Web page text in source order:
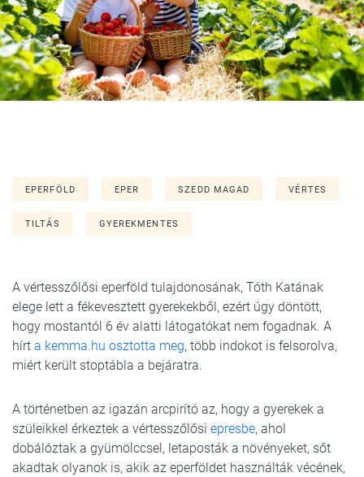
EPERFÖLD EPER SZEDD MAGAD VÉRTES
TILTÁS GYEREKMENTES
A vértesszőlősi eperföld tulajdonosának, Tóth Katának
elege lett a fékevesztett gyerekekből, ezért úgy döntött,
hogy mostantól 6 év alatti látogatókat nem fogadnak. A
hírt a kemma.hu osztotta meg, több indokot is felsorolva,
miért került stoptábla a bejáratra.
A történetben az igazán arcpirító az, hogy a gyerekek a
szüleikkel érkeztek a vértesszőlősi epresbe, ahol
dobálóztak a gyümölccsel, letaposták a növényeket, sőt
akadtak olyanok is, akik az eperföldet használták vécének,